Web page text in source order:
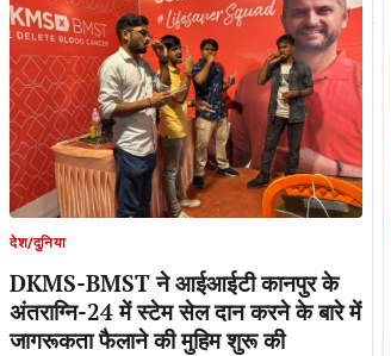
देश/दुनिया
DKMS-BMST ने आईआईटी कानपुर के
अंतराग्नि-24 में स्टेम सेल दान करने के बारे में
जागरूकता फैलाने की मुहिम शुरू की